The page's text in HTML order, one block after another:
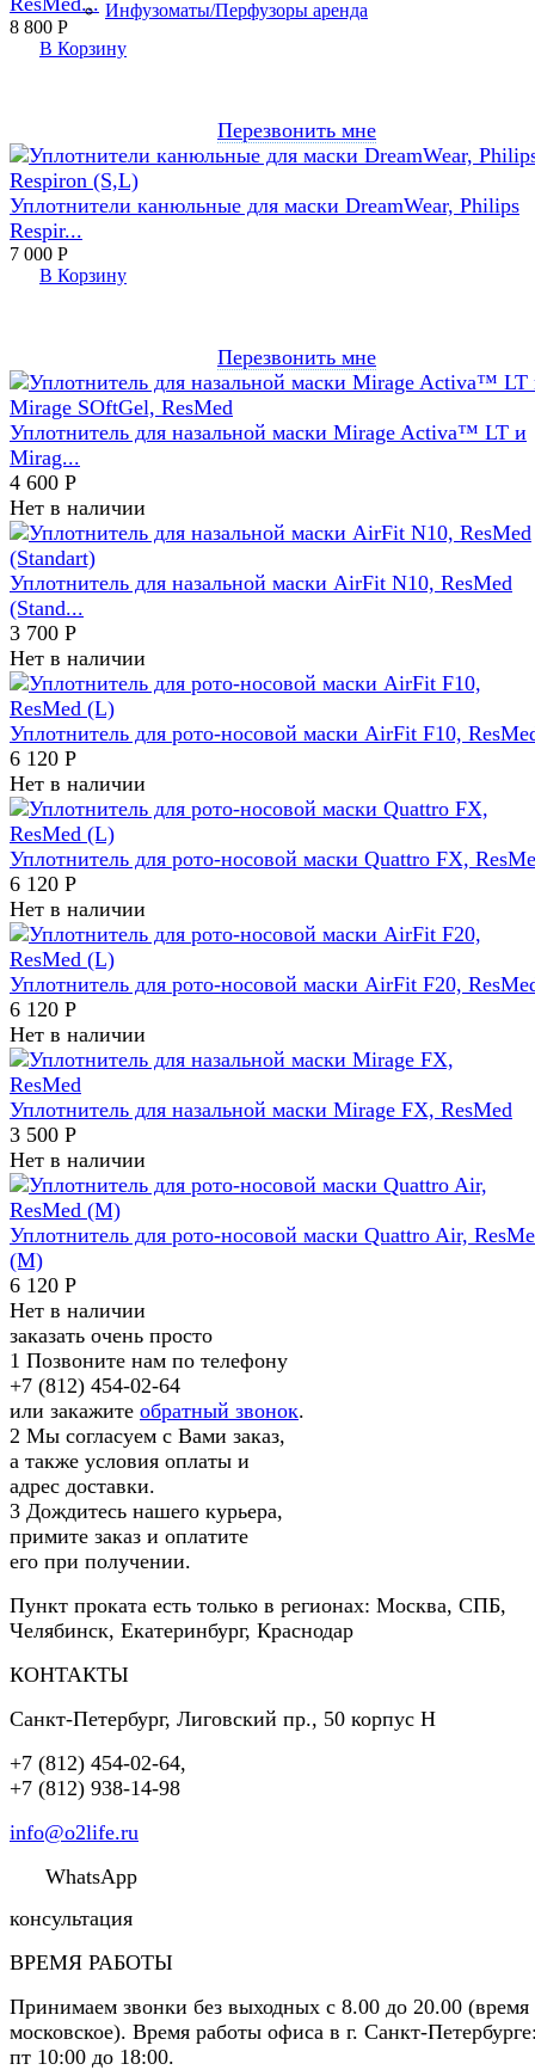
Инфузоматы/Перфузоры аренда
8 800 Р
В Корзину
Перезвонить мне
Уплотнители канюльные для маски DreamWear, Philips
Respir...
7 000 Р
В Корзину
Перезвонить мне
Уплотнитель для назальной маски Mirage Activa™ LT и
Mirag...
4 600 Р
Нет в наличии
Уплотнитель для назальной маски AirFit N10, ResMed
(Stand...
3 700 Р
Нет в наличии
Уплотнитель для рото-носовой маски AirFit F10,
6 120 Р
Нет в наличии
Уплотнитель для рото-носовой маски Quattro FX,
6 120 Р
Нет в наличии
Уплотнитель для рото-носовой маски AirFit F20,
6 120 Р
Нет в наличии
Уплотнитель для назальной маски Mirage FX, ResMed
3 500 Р
Нет в наличии
Уплотнитель для рото-носовой маски Quattro Air,
(M)
6 120 Р
Нет в наличии
заказать очень просто
1 Позвоните нам по телефону
+7 (812) 454-02-64
или закажите обратный звонок.
2 Мы согласуем с Вами заказ,
а также условия оплаты и
адрес доставки.
3 Дождитесь нашего курьера,
примите заказ и оплатите
его при получении.
Пункт проката есть только в регионах: Москва, СПБ,
Челябинск, Екатеринбург, Краснодар
КОНТАКТЫ
Санкт-Петербург, Лиговский пр., 50 корпус Н
+7 (812) 454-02-64,
+7 (812) 938-14-98
info@o2life.ru
WhatsApp
консультация
ВРЕМЯ РАБОТЫ
Принимаем звонки без выходных с 8.00 до 20.00 (время
московское). Время работы офиса в г. Санкт-
пт 10:00 до 18:00.